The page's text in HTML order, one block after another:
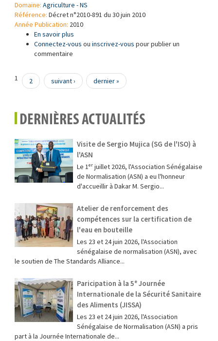
Domaine: Agriculture - NS
Référence: Décret n°2010-891 du 30 juin 2010
Année Publication: 2010
En savoir plus
portant création, organisation et
Connectez-vous ou inscrivez-vous pour publier un
commentaire
Pages
1 2 suivant › dernier »
DERNIÈRES ACTUALITÉS
Visite de Sergio Mujica (SG de l'ISO) à
l'ASN
Le 1ᵉʳ juillet 2026, l'Association Sénégalaise
de Normalisation (ASN) a eu l'honneur
d'accueillir à Dakar M. Sergio...
Atelier de renforcement des
compétences sur la certification de
l'eau en bouteille
Les 23 et 24 juin 2026, l'Association
sénégalaise de normalisation (ASN), avec
le soutien de The Standards Alliance...
Paricipation à la 5ᵉ Journée
Internationale de la Sécurité Sanitaire
des Aliments (JISSA)
‎Les 23 et 24 juin 2026, l'Association
Sénégalaise de Normalisation (ASN) a pris
part à la Journée Internationale de...